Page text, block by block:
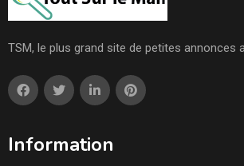
TSM, le plus grand site de petites annonces
Information